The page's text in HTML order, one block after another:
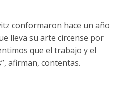
conformaron hace un año
lleva su arte circense por
que el trabajo y el
afirman, contentas.